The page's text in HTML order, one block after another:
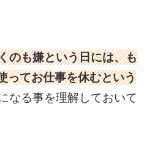
のも嫌という日には、も
ってお仕事を休むという
なる事を理解しておいて